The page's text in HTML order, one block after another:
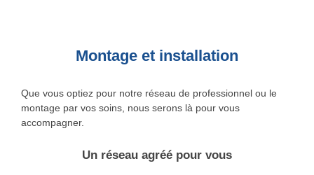
Montage et installation
Que vous optiez pour notre réseau de professionnel ou le
montage par vos soins, nous serons là pour vous
accompagner.
Un réseau agréé pour vous